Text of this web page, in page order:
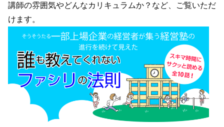
講師の雰囲気やどんなカリキュラムか？など、ご覧いただ
けます。